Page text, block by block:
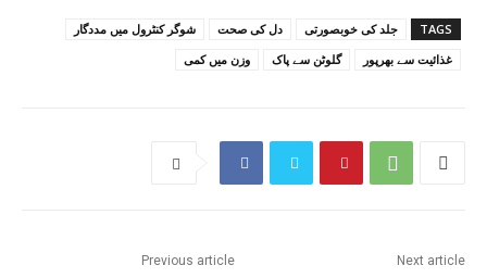
TAGS جلد کی خوبصورتی دل کی صحت
شوگر کنٹرول میں مددگار
غذائیت سے بھرپور
گلوٹن سے پاک وزن میں کمی
Previous article Next article